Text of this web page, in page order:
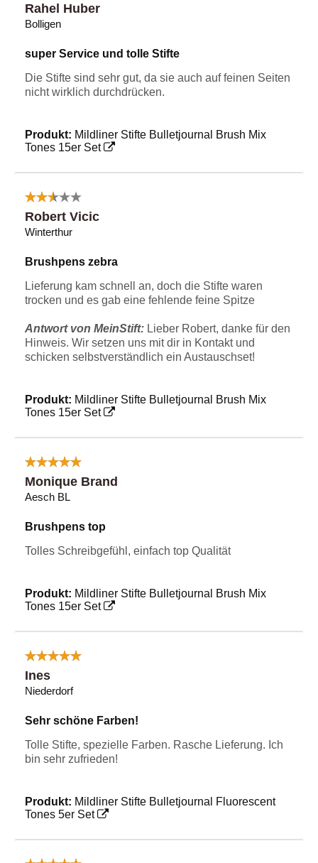
Rahel Huber
Bolligen
super Service und tolle Stifte
Die Stifte sind sehr gut, da sie auch auf feinen Seiten
nicht wirklich durchdrücken.
Produkt: Mildliner Stifte Bulletjournal Brush Mix
Tones 15er Set
Robert Vicic
Winterthur
Brushpens zebra
Lieferung kam schnell an, doch die Stifte waren
trocken und es gab eine fehlende feine Spitze
Antwort von MeinStift: Lieber Robert, danke für den
Hinweis. Wir setzen uns mit dir in Kontakt und
schicken selbstverständlich ein Austauschset!
Produkt: Mildliner Stifte Bulletjournal Brush Mix
Tones 15er Set
Monique Brand
Aesch BL
Brushpens top
Tolles Schreibgefühl, einfach top Qualität
Produkt: Mildliner Stifte Bulletjournal Brush Mix
Tones 15er Set
Ines
Niederdorf
Sehr schöne Farben!
Tolle Stifte, spezielle Farben. Rasche Lieferung. Ich
bin sehr zufrieden!
Produkt: Mildliner Stifte Bulletjournal Fluorescent
Tones 5er Set